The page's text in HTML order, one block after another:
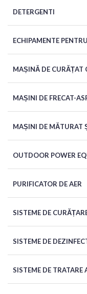
DETERGENTI
ECHIPAMENTE
MAȘINĂ DE CURĂȚAT
MAȘINI DE FRECAT-
MAȘINI DE MĂTURAT
OUTDOOR POWER
PURIFICATOR DE AER
SISTEME DE
SISTEME DE
SISTEME DE TRATARE